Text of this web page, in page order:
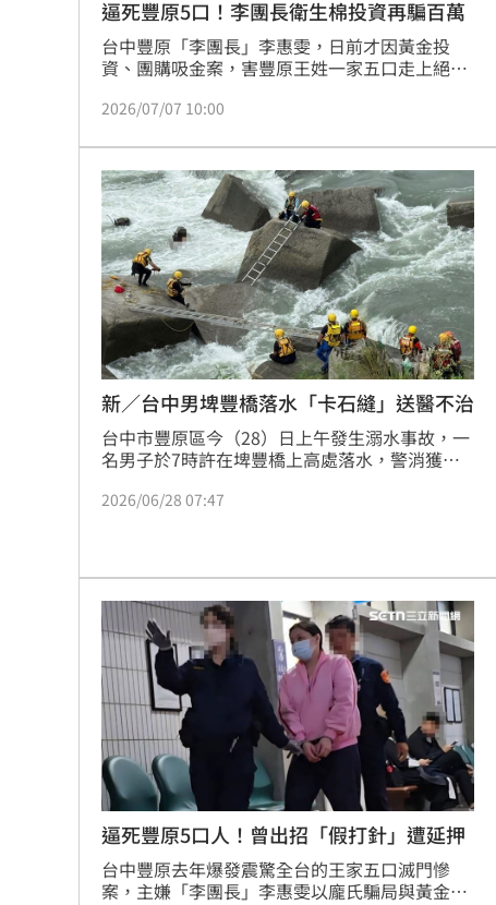
台灣彩券開獎直播中 20:31
LIVE三立+24小時直播 15:27
三立iNEWS新聞台線上直播
商場戰國來臨 台中「頂奢大道」逐漸成形
「拍片人的多重宇宙」職涯論壇9/12登場！
8國球員齊聚高雄 Formosa 7s掀足球熱潮
理想混蛋號召粉絲跨海追星吃美食！ 18:15
逼死豐原5口！李團長衛生棉投資再騙百萬
台中豐原「李團長」李惠雯，日前才因黃金投
資、團購吸金案，害豐原王姓一家五口走上絕
資為名，向2名被害人誆稱「保證一定賺錢」，
話術誘騙投資、事後未履約也未賠償，近日依
「詐欺取財罪」判處有期徒刑1年2月，並沒收犯
罪所得，可上訴。
2026/07/07 10:00
新／台中男埤豐橋落水「卡石縫」送醫不治
台中市豐原區今（28）日上午發生溺水事故，一
名男子於7時許在埤豐橋上高處落水，警消獲報
子脫困，但拉上岸時已經沒有生命跡象，緊急送
2026/06/28 07:47
逼死豐原5口人！曾出招「假打針」遭延押
台中豐原去年爆發震驚全台的王家五口滅門慘
案，主嫌「李團長」李惠雯以龐氏騙局與黃金投